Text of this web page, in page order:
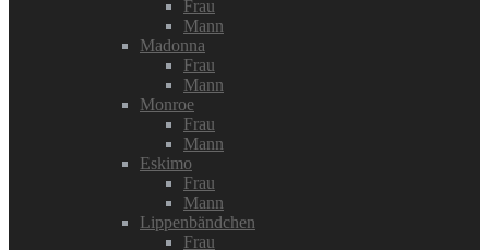
Frau
Mann
Madonna
Frau
Mann
Monroe
Frau
Mann
Eskimo
Frau
Mann
Lippenbändchen
Frau